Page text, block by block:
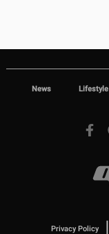
News Lifestyle
Privacy Policy |